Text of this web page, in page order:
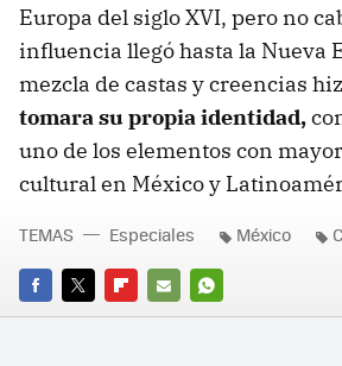
Europa del siglo XVI, pero no
influencia llegó hasta la Nueva
mezcla de castas y creencias
tomara su propia identidad,
uno de los elementos con
cultural en México y
FACEBOOK
TWITTERFLIPBOARD
E-
WHATSAPP
TEMAS Especiales México